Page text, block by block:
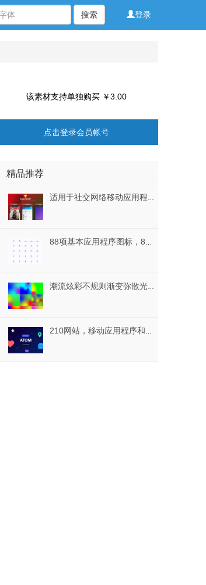
登录
搜索
该素材支持单独购买 ￥3.00
点击登录会员帐号
精品推荐